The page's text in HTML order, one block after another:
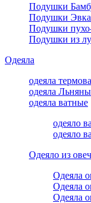
Подушки
Подушки
Подушки
Подушки из
Одеяла
одеяла
одеяла
одеяла ватные
одеяло
одеяло
Одеяло из
Одеяла
Одеяла
Одеяла